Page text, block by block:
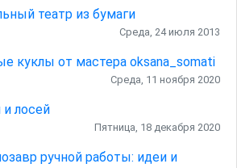
театр из бумаги
Среда, 24 июля 2013
куклы от мастера oksana_somati
Среда, 11 ноября 2020
лосей
Пятница, 18 декабря 2020
ручной работы: идеи и